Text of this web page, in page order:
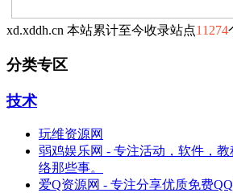
xd.xddh.cn 本站累计至今收录站点11274
分类专区
技术
玩维资源网
弱鸡娱乐网 - 专注活动，软件，
络那些事。
爱Q资源网 - 专注分享优质免费